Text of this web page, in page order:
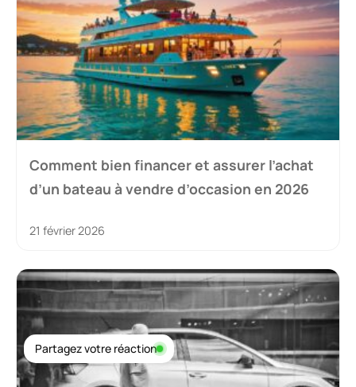
Comment bien financer et assurer l’achat
d’un bateau à vendre d’occasion en 2026
21 février 2026
Partagez votre réaction